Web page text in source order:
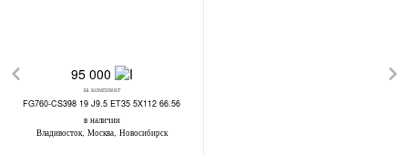
95 000
за комплект
FG760-CS398 19 J9.5 ET35 5X112 66.56
в наличии
Владивосток, Москва, Новосибирск